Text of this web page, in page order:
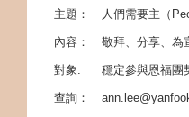
主題： 人們需要主（
內容： 敬拜、 分享 、
對象: 穩定參與恩福團
查詢：